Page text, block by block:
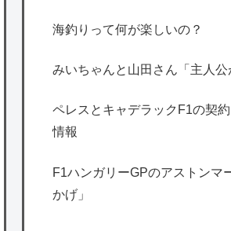
年のみ、2027年に向けてウィ
海外「日本は特別！」日本
海外「勘弁して！」米国人
の為替介入再びで海外が大騒ぎ
海釣りって何が楽しいの？
みいちゃんと山田さん「主人
ペレスとキャデラックF1の契
情報
F1ハンガリーGPのアストンマ
かげ」